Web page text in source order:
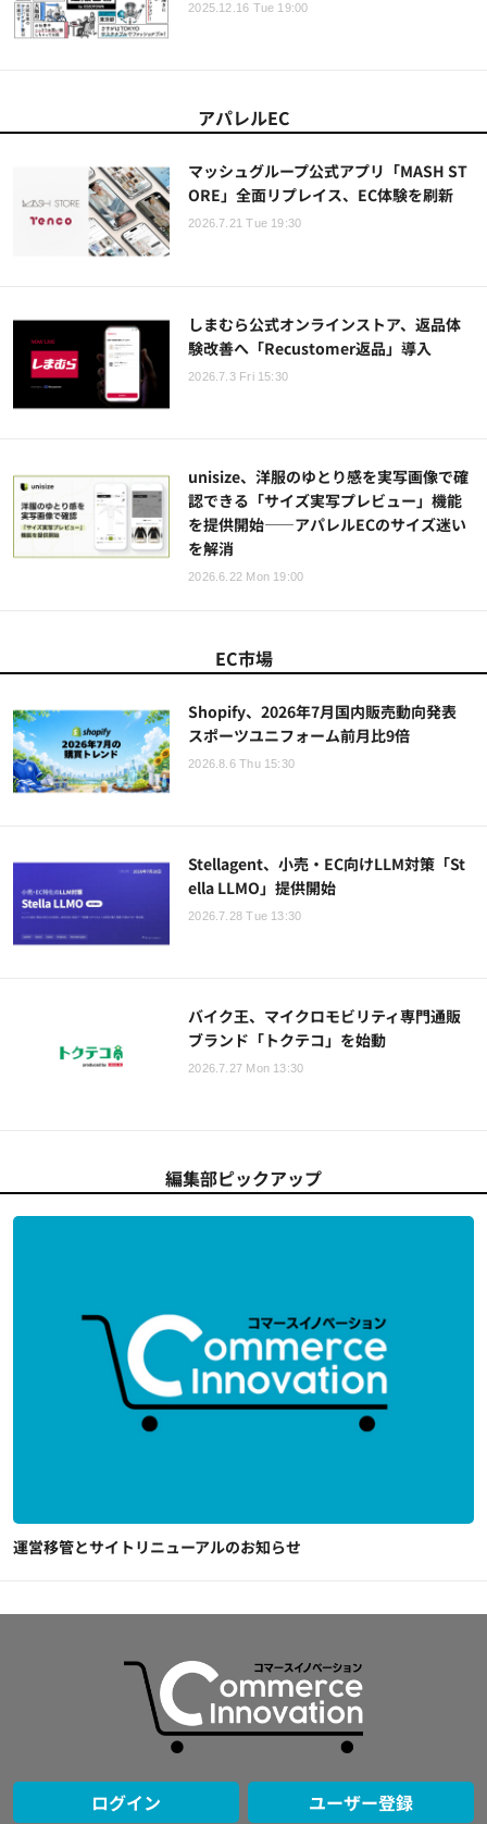
2025.12.16 Tue 19:00
アパレルEC
マッシュグループ公式アプリ「MASH ST
ORE」全面リプレイス、EC体験を刷新
2026.7.21 Tue 19:30
しまむら公式オンラインストア、返品体
験改善へ「Recustomer返品」導入
2026.7.3 Fri 15:30
unisize、洋服のゆとり感を実写画像で確
認できる「サイズ実写プレビュー」機能
を提供開始——アパレルECのサイズ迷い
を解消
2026.6.22 Mon 19:00
EC市場
Shopify、2026年7月国内販売動向発表
スポーツユニフォーム前月比9倍
2026.8.6 Thu 15:30
Stellagent、小売・EC向けLLM対策「St
ella LLMO」提供開始
2026.7.28 Tue 13:30
バイク王、マイクロモビリティ専門通販
ブランド「トクテコ」を始動
2026.7.27 Mon 13:30
編集部ピックアップ
運営移管とサイトリニューアルのお知らせ
ログイン ユーザー登録